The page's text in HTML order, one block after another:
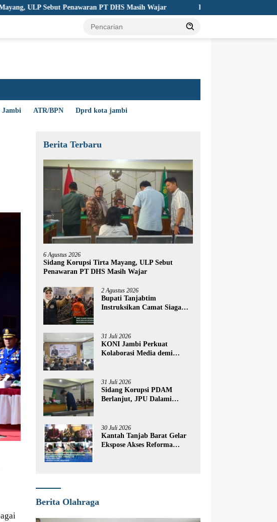
Penawaran PT DHS Masih Wajar Bupati Tanjabtim Instruksikan Camat
Jambi ATR/BPN Dprd kota jambi
Berita Terbaru
6 Agustus 2026
Sidang Korupsi Tirta Mayang, ULP Sebut
Penawaran PT DHS Masih Wajar
2 Agustus 2026
Bupati Tanjabtim
Instruksikan Camat Siaga
31 Juli 2026
KONI Jambi Perkuat
Kolaborasi Media demi
31 Juli 2026
Sidang Korupsi PDAM
Berlanjut, JPU Dalami
30 Juli 2026
Kantah Tanjab Barat Gelar
Ekspose Akses Reforma
Berita Olahraga